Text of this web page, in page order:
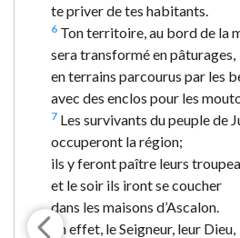
te priver de tes habitants.
6 Ton territoire, au bord de la
sera transformé en pâturages,
en terrains parcourus par les
avec des enclos pour les
7 Les survivants du peuple de
occuperont la région;
ils y feront paître leurs
et le soir ils iront se coucher
dans les maisons d’Ascalon.
En effet, le Seigneur, leur Dieu,